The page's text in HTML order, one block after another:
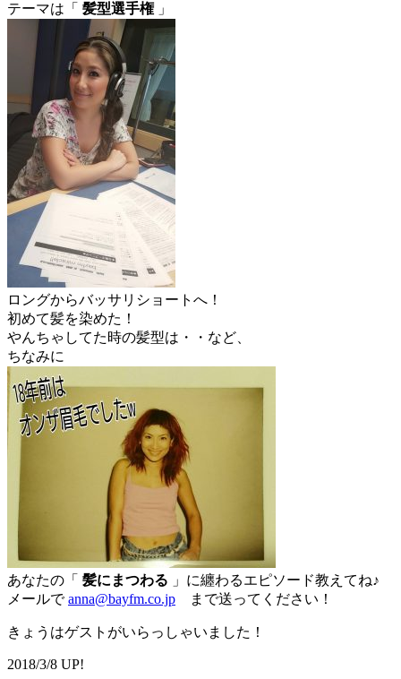
テーマは「 髪型選手権」
ロングからバッサリショートへ！
初めて髪を染めた！
やんちゃしてた時の髪型は・・など、
ちなみに
あなたの「 髪にまつわる 」に纏わるエピソード教えてね♪
メールでanna@bayfm.co.jp まで送ってください！
きょうはゲストがいらっしゃいました！
2018/3/8 UP!